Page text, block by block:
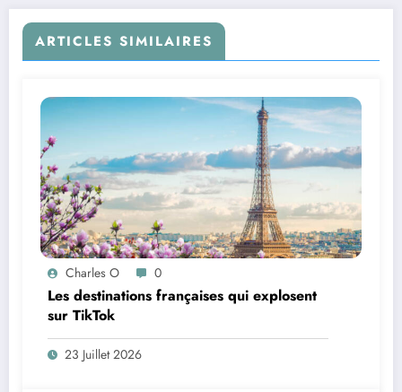
ARTICLES SIMILAIRES
Charles O 0
Les destinations françaises qui explosent
sur TikTok
23 Juillet 2026